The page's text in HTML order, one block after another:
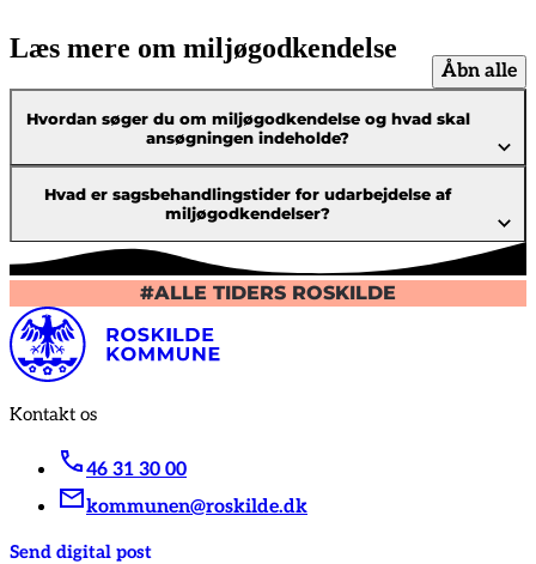
Læs mere om miljøgodkendelse
Åbn alle
Hvordan søger du om miljøgodkendelse og hvad skal
ansøgningen indeholde?
Hvad er sagsbehandlingstider for udarbejdelse af
miljøgodkendelser?
#ALLE TIDERS ROSKILDE
Kontakt os
46 31 30 00
kommunen@roskilde.dk
Send digital post